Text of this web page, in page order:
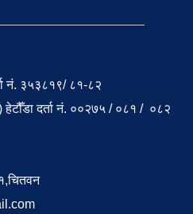
नं. ३५३८१९/ ८१-८२
हेटौँडा दर्ता नं. ००२७५ / ०८१ / ०८२